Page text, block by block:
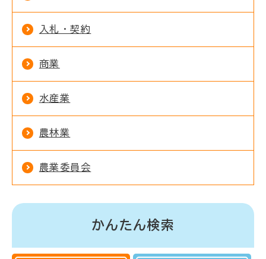
入札・契約
商業
水産業
農林業
農業委員会
かんたん検索